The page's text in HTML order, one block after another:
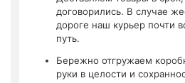
договорились. В случае
дороге наш курьер почти
путь.
Бережно отгружаем
руки в целости и